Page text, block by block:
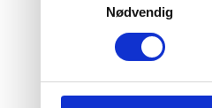
Nødvendig